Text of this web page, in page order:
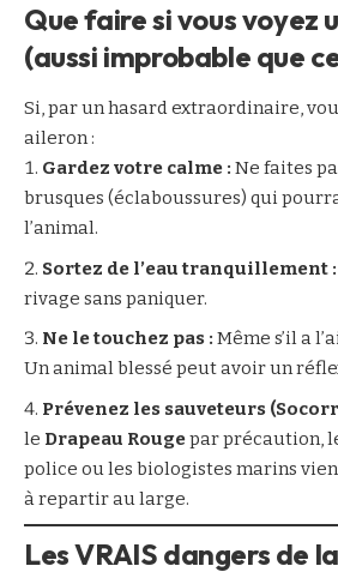
Que faire si vous voyez
(aussi improbable que
Si, par un hasard extraordinaire,
aileron :
Gardez votre calme : Ne faites
brusques (éclaboussures) qui
l’animal.
Sortez de l’eau tranquillement :
rivage sans paniquer.
Ne le touchez pas : Même s’il a
Un animal blessé peut avoir un
Prévenez les sauveteurs
le Drapeau Rougepar précaution,
police ou les biologistes marins
à repartir au large.
Les VRAIS dangers de